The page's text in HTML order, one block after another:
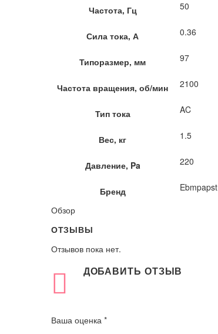
Частота, Гц 50
Сила тока, А 0.36
Типоразмер, мм 97
Частота вращения, об/мин 2100
Тип тока AC
Вес, кг 1.5
Давление, Pa 220
Бренд
Ebmpapst
Обзор
ОТЗЫВЫ
Отзывов пока нет.
ДОБАВИТЬ ОТЗЫВ
Ваша оценка *